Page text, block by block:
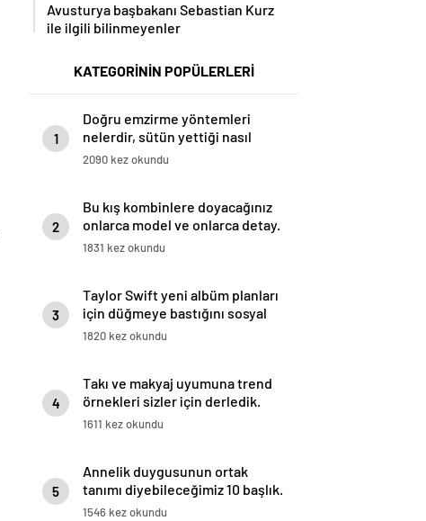
Avusturya başbakanı Sebastian Kurz
ile ilgili bilinmeyenler
KATEGORİNİN POPÜLERLERİ
1
Doğru emzirme yöntemleri
nelerdir, sütün yettiği nasıl
anlaşılır?
2090 kez okundu
2
Bu kış kombinlere doyacağınız
onlarca model ve onlarca detay.
1831 kez okundu
3
Taylor Swift yeni albüm planları
için düğmeye bastığını sosyal
medyadan duyurdu!
1820 kez okundu
4
Takı ve makyaj uyumuna trend
örnekleri sizler için derledik.
1611 kez okundu
5
Annelik duygusunun ortak
tanımı diyebileceğimiz 10 başlık.
1546 kez okundu